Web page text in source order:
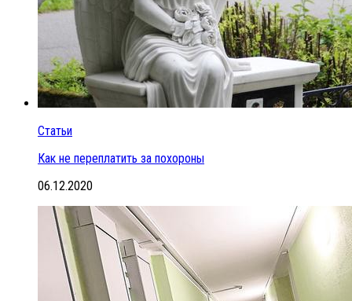
Статьи
Как не переплатить за похороны
06.12.2020